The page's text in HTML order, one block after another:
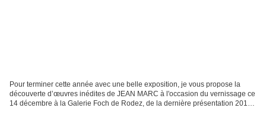
Pour terminer cette année avec une belle exposition, je vous propose la
découverte d’œuvres inédites de JEAN MARC à l'occasion du vernissage ce
14 décembre à la Galerie Foch de Rodez, de la dernière présentation 2018